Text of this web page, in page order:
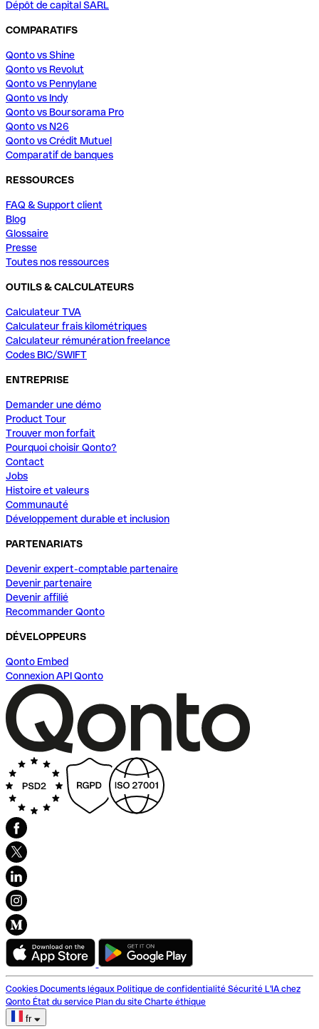
Dépôt de capital SARL
COMPARATIFS
Qonto vs Shine
Qonto vs Revolut
Qonto vs Pennylane
Qonto vs Indy
Qonto vs Boursorama Pro
Qonto vs N26
Qonto vs Crédit Mutuel
Comparatif de banques
RESSOURCES
FAQ & Support client
Blog
Glossaire
Presse
Toutes nos ressources
OUTILS & CALCULATEURS
Calculateur TVA
Calculateur frais kilométriques
Calculateur rémunération freelance
Codes BIC/SWIFT
ENTREPRISE
Demander une démo
Product Tour
Trouver mon forfait
Pourquoi choisir Qonto?
Contact
Jobs
Histoire et valeurs
Communauté
Développement durable et inclusion
PARTENARIATS
Devenir expert-comptable partenaire
Devenir partenaire
Devenir affilié
Recommander Qonto
DÉVELOPPEURS
Qonto Embed
Connexion API Qonto
Cookies Documents légaux Politique de confidentialité Sécurité L'IA chez
Qonto État du service Plan du site Charte éthique
fr